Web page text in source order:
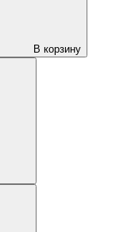
В корзину